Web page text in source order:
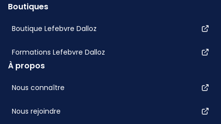
Boutiques
Boutique Lefebvre Dalloz
Formations Lefebvre Dalloz
À propos
Nous connaître
Nous rejoindre